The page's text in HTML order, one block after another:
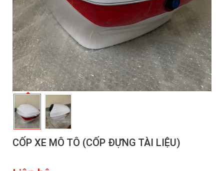
CỐP XE MÔ TÔ (CỐP ĐỰNG TÀI LIỆU)